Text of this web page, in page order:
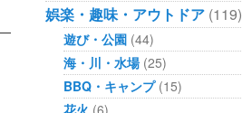
娯楽・趣味・アウトドア (119)
遊び・公園 (44)
海・川・水場(25)
BBQ・キャンプ(15)